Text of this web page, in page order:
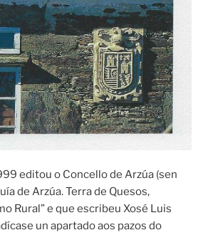
editou o Concello de Arzúa (sen
de Arzúa. Terra de Quesos,
Rural” e que escribeu Xosé Luis
un apartado aos pazos do